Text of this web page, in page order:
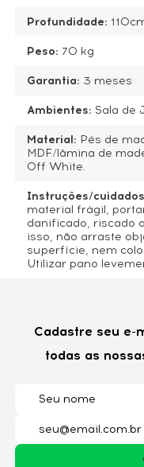
Profundidade:
Peso: 70 kg
Garantia: 3 meses
Ambientes: Sala de
Material: Pés de
MDF/lâmina de
Off White.
Instruções/
material frágil,
danificado, riscado
isso, não arraste
superfície, nem
Utilizar pano
Cidade*
Cadastre seu e-
todas as